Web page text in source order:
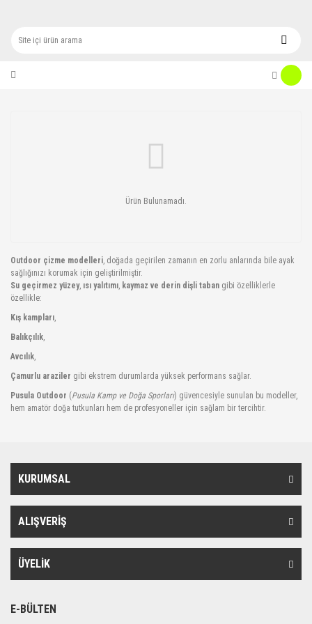
Ürün Bulunamadı.
Outdoor çizme modelleri, doğada geçirilen zamanın en zorlu anlarında bile ayak
sağlığınızı korumak için geliştirilmiştir.
Su geçirmez yüzey, ısı yalıtımı, kaymaz ve derin dişli taban gibi özelliklerle
özellikle:
Kış kampları,
Balıkçılık,
Avcılık,
Çamurlu araziler gibi ekstrem durumlarda yüksek performans sağlar.
Pusula Outdoor (Pusula Kamp ve Doğa Sporları) güvencesiyle sunulan bu modeller,
hem amatör doğa tutkunları hem de profesyoneller için sağlam bir tercihtir.
KURUMSAL
ALIŞVERİŞ
ÜYELİK
E-BÜLTEN